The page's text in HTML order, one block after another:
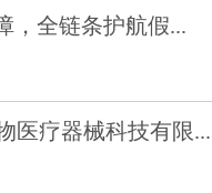
，全链条护航假...
医疗器械科技有限...